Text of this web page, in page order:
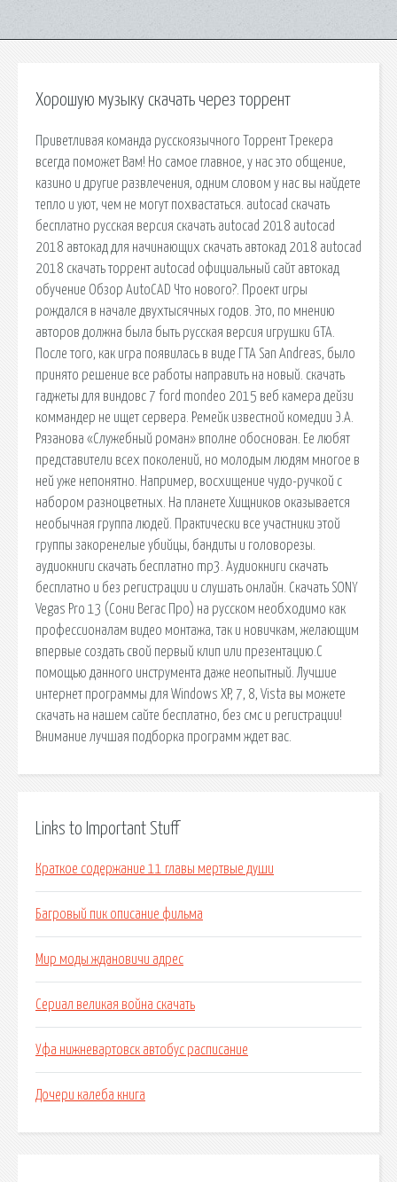
Хорошую музыку скачать через торрент
Приветливая команда русскоязычного Торрент Трекера
всегда поможет Вам! Но самое главное, у нас это общение,
казино и другие развлечения, одним словом у нас вы найдете
тепло и уют, чем не могут похвастаться. autocad скачать
бесплатно русская версия скачать autocad 2018 autocad
2018 автокад для начинающих скачать автокад 2018 autocad
2018 скачать торрент autocad официальный сайт автокад
обучение Обзор AutoCAD Что нового?. Проект игры
рождался в начале двухтысячных годов. Это, по мнению
авторов должна была быть русская версия игрушки GTA.
После того, как игра появилась в виде ГТА San Andreas, было
принято решение все работы направить на новый. скачать
гаджеты для виндовс 7 ford mondeo 2015 веб камера дейзи
коммандер не ищет сервера. Ремейк известной комедии Э.А.
Рязанова «Служебный роман» вполне обоснован. Ее любят
представители всех поколений, но молодым людям многое в
ней уже непонятно. Например, восхищение чудо-ручкой с
набором разноцветных. На планете Хищников оказывается
необычная группа людей. Практически все участники этой
группы закоренелые убийцы, бандиты и головорезы.
аудиокниги скачать бесплатно mp3. Аудиокниги скачать
бесплатно и без регистрации и слушать онлайн. Скачать SONY
Vegas Pro 13 (Сони Вегас Про) на русском необходимо как
профессионалам видео монтажа, так и новичкам, желающим
впервые создать свой первый клип или презентацию.С
помощью данного инструмента даже неопытный. Лучшие
интернет программы для Windows XP, 7, 8, Vista вы можете
скачать на нашем сайте бесплатно, без смс и регистрации!
Внимание лучшая подборка программ ждет вас.
Links to Important Stuff
Краткое содержание 11 главы мертвые души
Багровый пик описание фильма
Мир моды ждановичи адрес
Сериал великая война скачать
Уфа нижневартовск автобус расписание
Дочери калеба книга